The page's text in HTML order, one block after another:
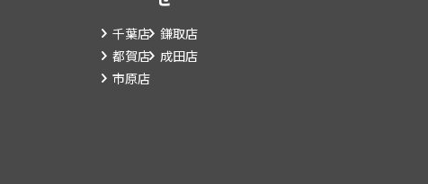
千葉店 鎌取店
都賀店
成田店
市原店